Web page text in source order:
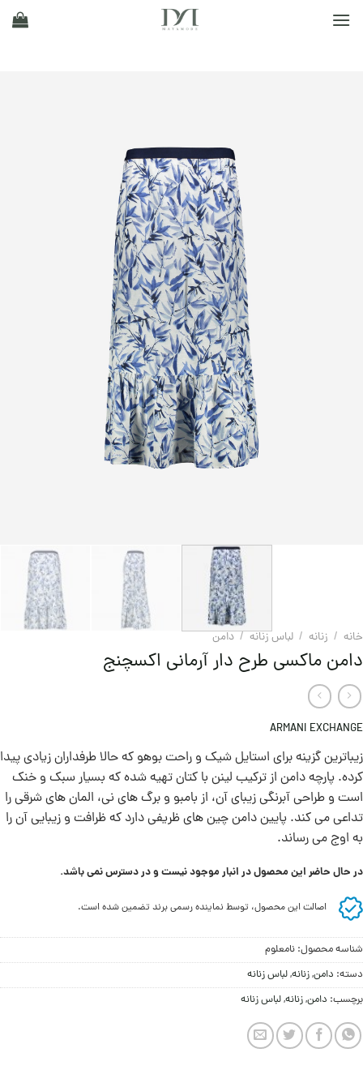
خانه / زنانه / لباس زنانه / دامن
دامن ماکسی طرح دار آرمانی اکسچنج
ARMANI EXCHANGE
زیباترین گزینه برای استایل شیک و راحت بوهو که حالا طرفداران زیادی پیدا
کرده. پارچه دامن از ترکيب لینن با کتان تهیه شده که بسیار سبک و خنک
است و طراحی آبرنگی زیبای آن، از بامبو و برگ های نی، المان های شرقی را
تداعی می کند. پایین دامن چین های ظریفی دارد که ظرافت و زیبایی آن را
به اوج می رساند.
در حال حاضر این محصول در انبار موجود نیست و در دسترس نمی باشد.
اصالت این محصول، توسط نماینده رسمی برند تضمین شده است.
شناسه محصول: نامعلوم
دسته: دامن,زنانه,لباس زنانه
برچسب: دامن,زنانه,لباس زنانه